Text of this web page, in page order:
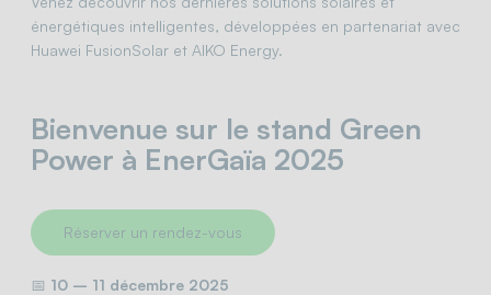
énergétiques intelligentes, développées en partenariat avec
Huawei FusionSolar et AIKO Energy.
Bienvenue sur le stand Green
Power à EnerGaïa 2025
Réserver un rendez-vous
📅 10 – 11 décembre 2025